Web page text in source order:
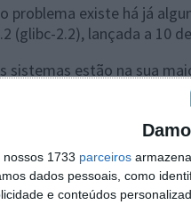
nossos 1733 parceiros
dados pessoais, como
e conteúdos
existe há já
(glibc-2.2), lançada a 10
sistemas estão na sua
mesmo os mais
no dia 27 de